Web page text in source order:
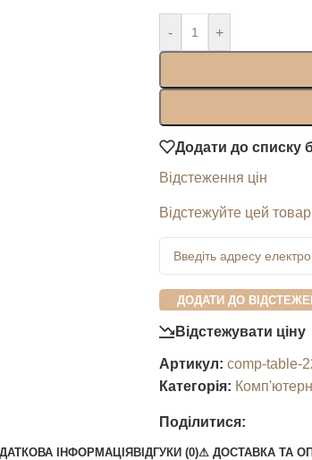
- +
Додати до списку
Відстеження цін
Відстежуйте цей
ДОДАТИ ДО
Відстежувати ціну
Артикул: comp-table-
Категорія:
Поділитися:
ІНФОРМАЦІЯВІДГУКИ (0)⚠︎ ДОСТАВКА ТА